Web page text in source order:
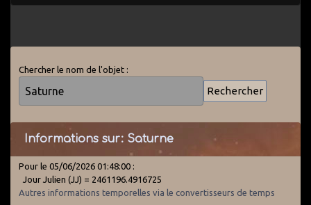
Chercher le nom de l'objet :
Informations sur: Saturne
Pour le 05/06/2026 01:48:00 :
Jour Julien (JJ) = 2461196.4916725
Autres informations temporelles via le convertisseurs de temps